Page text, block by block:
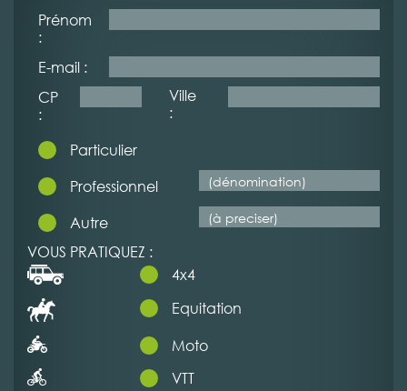
Prénom
:
E-mail :
CP
:
Ville
:
Particulier
Professionnel
Autre
VOUS PRATIQUEZ :
4x4
Equitation
Moto
VTT